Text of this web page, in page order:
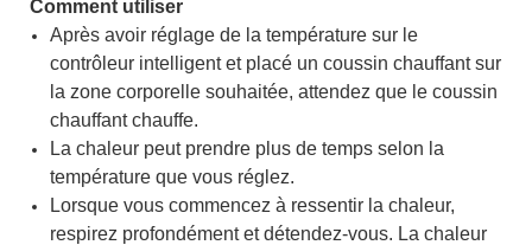
Comment utiliser
Après avoir réglage de la température sur le
contrôleur intelligent et placé un coussin chauffant sur
la zone corporelle souhaitée, attendez que le coussin
chauffant chauffe.
La chaleur peut prendre plus de temps selon la
température que vous réglez.
Lorsque vous commencez à ressentir la chaleur,
respirez profondément et détendez-vous. La chaleur